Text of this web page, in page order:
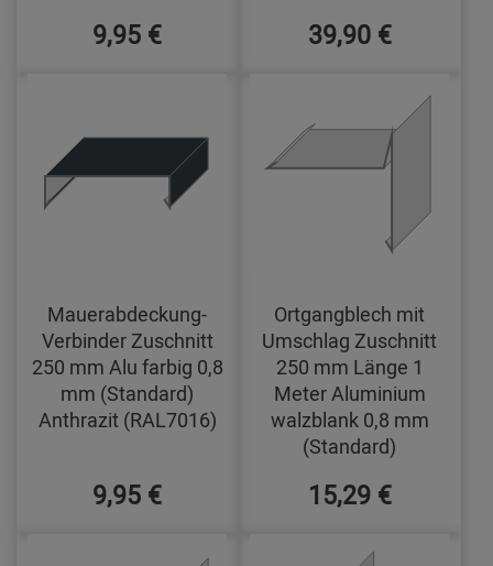
9,95 € 39,90 €
Mauerabdeckung-
Verbinder Zuschnitt
250 mm Alu farbig 0,8
mm (Standard)
Anthrazit (RAL7016)
9,95 €
Ortgangblech mit
Umschlag Zuschnitt
250 mm Länge 1
Meter Aluminium
walzblank 0,8 mm
(Standard)
15,29 €